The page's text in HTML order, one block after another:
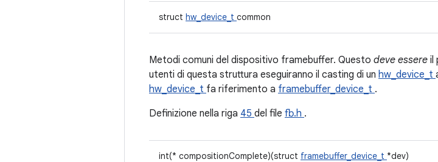
struct hw_device_t common
Metodi comuni del dispositivo framebuffer. Questo deve essere il
utenti di questa struttura eseguiranno il casting di un hw_device_t
hw_device_t fa riferimento a framebuffer_device_t .
Definizione nella riga 45 del file fb.h .
int(* compositionComplete)(struct framebuffer_device_t *dev)